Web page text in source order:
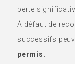
perte
À défaut de
successifs
permis.